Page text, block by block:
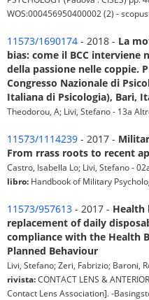
WOS:000456950400002 (2) -
11573/1690174 - 2018 - La
bias: come il BCC interviene
della passione nelle coppie.
Congresso Nazionale di
Italiana di Psicologia), Bari,
Theodorou, A; Livi, Stefano - 13a
11573/1114239 - 2017 -
From rrass roots to recent
Castro, Isabella Lo; Livi, Stefano -
libro: Handbook of Military
11573/957613 - 2017 - Health
replacement of daily
compliance with the Health
Planned Behaviour
Livi, Stefano; Zeri, Fabrizio; Baroni,
rivista:CONTACT LENS &
Contact Lens Association]. -